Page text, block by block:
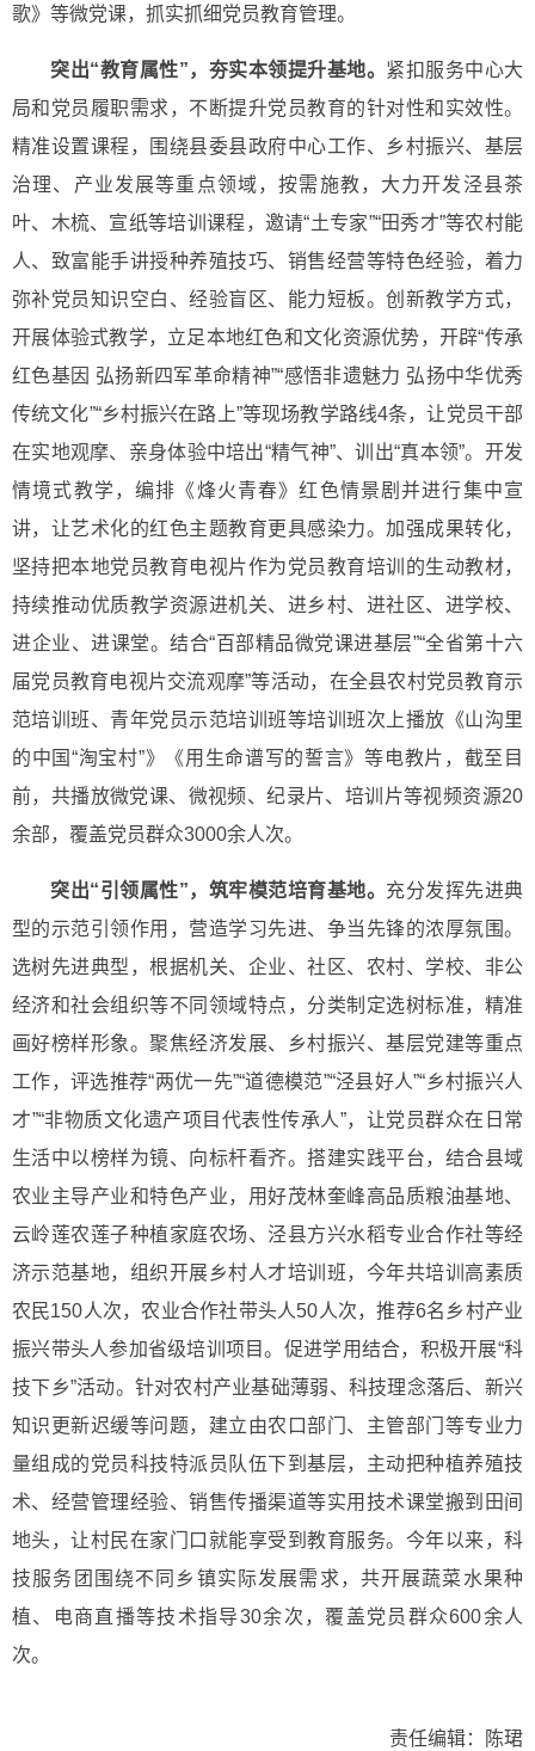
歌》等微党课，抓实抓细党员教育管理。
突出“教育属性”，夯实本领提升基地。 紧扣服务中心大
局和党员履职需求，不断提升党员教育的针对性和实效性。
精准设置课程，围绕县委县政府中心工作、乡村振兴、基层
治理、产业发展等重点领域，按需施教，大力开发泾县茶
叶、木梳、宣纸等培训课程，邀请“土专家”“田秀才”等农村能
人、致富能手讲授种养殖技巧、销售经营等特色经验，着力
弥补党员知识空白、经验盲区、能力短板。创新教学方式，
开展体验式教学，立足本地红色和文化资源优势，开辟“传承
红色基因 弘扬新四军革命精神”“感悟非遗魅力 弘扬中华优秀
传统文化”“乡村振兴在路上”等现场教学路线4条，让党员干部
在实地观摩、亲身体验中培出“精气神”、训出“真本领”。开发
情境式教学，编排《烽火青春》红色情景剧并进行集中宣
讲，让艺术化的红色主题教育更具感染力。加强成果转化，
坚持把本地党员教育电视片作为党员教育培训的生动教材，
持续推动优质教学资源进机关、进乡村、进社区、进学校、
进企业、进课堂。结合“百部精品微党课进基层”“全省第十六
届党员教育电视片交流观摩”等活动，在全县农村党员教育示
范培训班、青年党员示范培训班等培训班次上播放《山沟里
的中国“淘宝村”》《用生命谱写的誓言》等电教片，截至目
前，共播放微党课、微视频、纪录片、培训片等视频资源20
余部，覆盖党员群众3000余人次。
突出“引领属性”，筑牢模范培育基地。 充分发挥先进典
型的示范引领作用，营造学习先进、争当先锋的浓厚氛围。
选树先进典型，根据机关、企业、社区、农村、学校、非公
经济和社会组织等不同领域特点，分类制定选树标准，精准
画好榜样形象。聚焦经济发展、乡村振兴、基层党建等重点
工作，评选推荐“两优一先”“道德模范”“泾县好人”“乡村振兴人
才”“非物质文化遗产项目代表性传承人”，让党员群众在日常
生活中以榜样为镜、向标杆看齐。搭建实践平台，结合县域
农业主导产业和特色产业，用好茂林奎峰高品质粮油基地、
云岭莲农莲子种植家庭农场、泾县方兴水稻专业合作社等经
济示范基地，组织开展乡村人才培训班，今年共培训高素质
农民150人次，农业合作社带头人50人次，推荐6名乡村产业
振兴带头人参加省级培训项目。促进学用结合，积极开展“科
技下乡”活动。针对农村产业基础薄弱、科技理念落后、新兴
知识更新迟缓等问题，建立由农口部门、主管部门等专业力
量组成的党员科技特派员队伍下到基层，主动把种植养殖技
术、经营管理经验、销售传播渠道等实用技术课堂搬到田间
地头，让村民在家门口就能享受到教育服务。今年以来，科
技服务团围绕不同乡镇实际发展需求，共开展蔬菜水果种
植、电商直播等技术指导30余次，覆盖党员群众600余人
次。
责任编辑：陈珺